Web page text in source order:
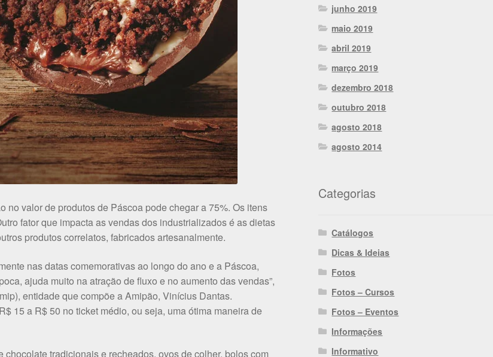
valor de produtos de Páscoa pode chegar a 75%. Os itens
fator que impacta as vendas dos industrializados é as dietas
produtos correlatos, fabricados artesanalmente.
nas datas comemorativas ao longo do ano e a Páscoa,
ajuda muito na atração de fluxo e no aumento das vendas”,
entidade que compõe a Amipão, Vinícius Dantas.
15 a R$ 50 no ticket médio, ou seja, uma ótima maneira de
tradicionais e recheados, ovos de colher, bolos com
junho 2019
maio 2019
abril 2019
março 2019
dezembro 2018
outubro 2018
agosto 2018
agosto 2014
Categorias
Catálogos
Dicas & Ideias
Fotos
Fotos – Cursos
Fotos – Eventos
Informações
Informativo